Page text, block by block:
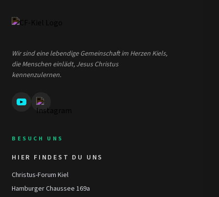
Wir sind eine lebendige Gemeinschaft im Herzen Kiels,
die Menschen einlädt, Jesus Christus
kennenzulernen.
BESUCH UNS
HIER FINDEST DU UNS
Christus-Forum Kiel
Hamburger Chaussee 169a